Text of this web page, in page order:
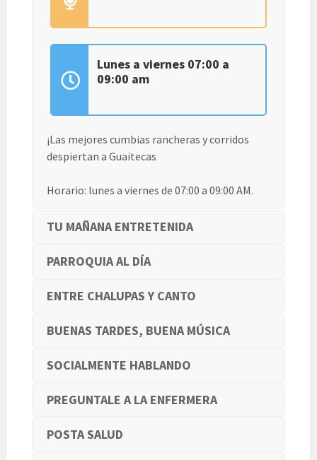
Lunes a viernes 07:00 a
09:00 am
¡Las mejores cumbias rancheras y corridos
despiertan a Guaitecas
Horario: lunes a viernes de 07:00 a 09:00 AM.
TU MAÑANA ENTRETENIDA
PARROQUIA AL DÍA
ENTRE CHALUPAS Y CANTO
BUENAS TARDES, BUENA MÚSICA
SOCIALMENTE HABLANDO
PREGUNTALE A LA ENFERMERA
POSTA SALUD